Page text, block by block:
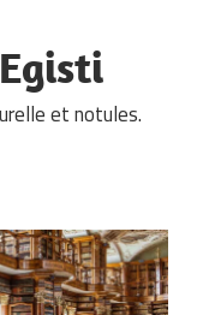
et notules.